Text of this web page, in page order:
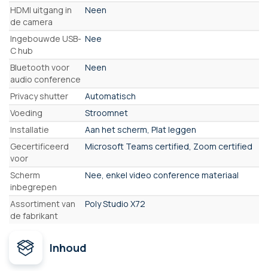
HDMI uitgang in
de camera
Neen
Ingebouwde USB-
C hub
Nee
Bluetooth voor
audio conference
Neen
Privacy shutter
Automatisch
Voeding
Stroomnet
Installatie
Aan het scherm, Plat leggen
Gecertificeerd
voor
Microsoft Teams certified, Zoom certified
Scherm
inbegrepen
Nee, enkel video conference materiaal
Assortiment van
de fabrikant
Poly Studio X72
Inhoud